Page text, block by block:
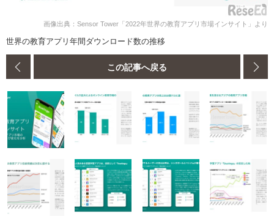
画像出典：Sensor Tower「2022年世界の教育アプリ市場インサイト」より
世界の教育アプリ年間ダウンロード数の推移
この記事へ戻る